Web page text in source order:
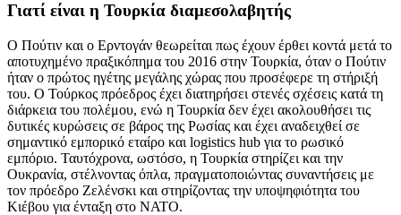
Γιατί είναι η Τουρκία διαμεσολαβητής
Ο Πούτιν και ο Ερντογάν θεωρείται πως έχουν έρθει κοντά μετά το
αποτυχημένο πραξικόπημα του 2016 στην Τουρκία, όταν ο Πούτιν
ήταν ο πρώτος ηγέτης μεγάλης χώρας που προσέφερε τη στήριξή
του. Ο Τούρκος πρόεδρος έχει διατηρήσει στενές σχέσεις κατά τη
διάρκεια του πολέμου, ενώ η Τουρκία δεν έχει ακολουθήσει τις
δυτικές κυρώσεις σε βάρος της Ρωσίας και έχει αναδειχθεί σε
σημαντικό εμπορικό εταίρο και logistics hub για το ρωσικό
εμπόριο. Ταυτόχρονα, ωστόσο, η Τουρκία στηρίζει και την
Ουκρανία, στέλνοντας όπλα, πραγματοποιώντας συναντήσεις με
τον πρόεδρο Ζελένσκι και στηρίζοντας την υποψηφιότητα του
Κιέβου για ένταξη στο ΝΑΤΟ.